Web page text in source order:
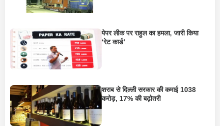
पेपर लीक पर राहुल का हमला, जारी किया
‘रेट कार्ड’
शराब से दिल्ली सरकार की कमाई 1038
करोड़, 17% की बढ़ोतरी